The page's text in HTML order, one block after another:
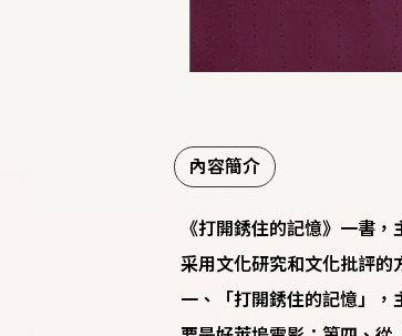
內容簡介
《打開銹住的記憶》一書
采用文化研究和文化批評
一、「打開銹住的記憶」